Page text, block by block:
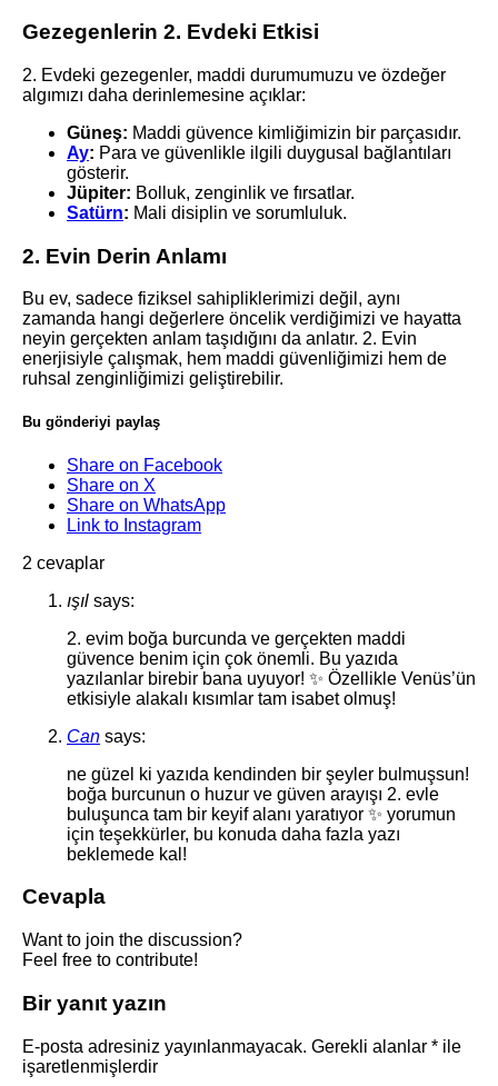
Gezegenlerin 2. Evdeki Etkisi
2. Evdeki gezegenler, maddi durumumuzu ve özdeğer
algımızı daha derinlemesine açıklar:
Güneş: Maddi güvence kimliğimizin bir parçasıdır.
Ay: Para ve güvenlikle ilgili duygusal bağlantıları
gösterir.
Jüpiter: Bolluk, zenginlik ve fırsatlar.
Satürn: Mali disiplin ve sorumluluk.
2. Evin Derin Anlamı
Bu ev, sadece fiziksel sahipliklerimizi değil, aynı
zamanda hangi değerlere öncelik verdiğimizi ve hayatta
neyin gerçekten anlam taşıdığını da anlatır. 2. Evin
enerjisiyle çalışmak, hem maddi güvenliğimizi hem de
ruhsal zenginliğimizi geliştirebilir.
Bu gönderiyi paylaş
Share on Facebook
Share on X
Share on WhatsApp
Link to Instagram
2 cevaplar
ışıl says:
2. evim boğa burcunda ve gerçekten maddi
güvence benim için çok önemli. Bu yazıda
yazılanlar birebir bana uyuyor! ✨ Özellikle Venüs’ün
etkisiyle alakalı kısımlar tam isabet olmuş!
Can says:
ne güzel ki yazıda kendinden bir şeyler bulmuşsun!
boğa burcunun o huzur ve güven arayışı 2. evle
buluşunca tam bir keyif alanı yaratıyor ✨ yorumun
için teşekkürler, bu konuda daha fazla yazı
beklemede kal!
Cevapla
Want to join the discussion?
Feel free to contribute!
Bir yanıt yazın
E-posta adresiniz yayınlanmayacak. Gerekli alanlar * ile
işaretlenmişlerdir